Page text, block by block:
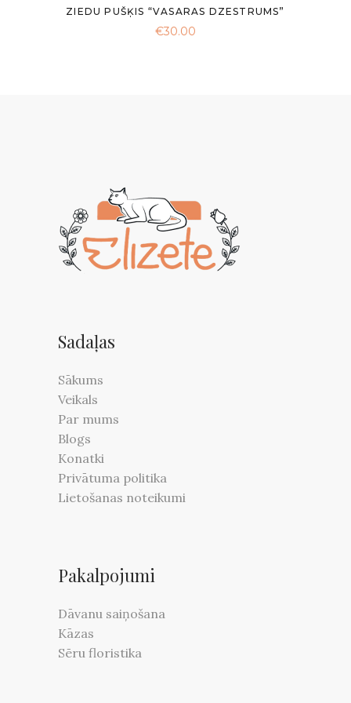
ZIEDU PUŠĶIS “VASARAS DZESTRUMS”
€30.00
Sadaļas
Sākums
Veikals
Par mums
Blogs
Konatki
Privātuma politika
Lietošanas noteikumi
Pakalpojumi
Dāvanu saiņošana
Kāzas
Sēru floristika